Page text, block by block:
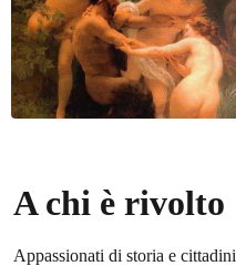
A chi è rivolto
Appassionati di storia e cittadini